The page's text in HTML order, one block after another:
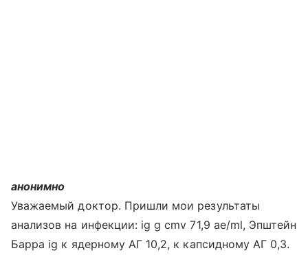
анонимно
Уважаемый доктор. Пришли мои результаты
анализов на инфекции: ig g cmv 71,9 ae/ml, Эпштейн
Барра ig к ядерному АГ 10,2, к капсидному АГ 0,3.